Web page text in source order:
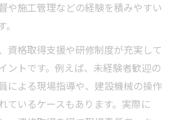
や施工管理などの経験を積みやすい
資格取得支援や研修制度が充実して
ントです。例えば、未経験者歓迎の
による現場指導や、建設機械の操作
ているケースもあります。実際に